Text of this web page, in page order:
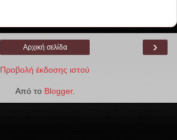
›
Αρχική σελίδα
Προβολή έκδοσης ιστού
Από το Blogger.